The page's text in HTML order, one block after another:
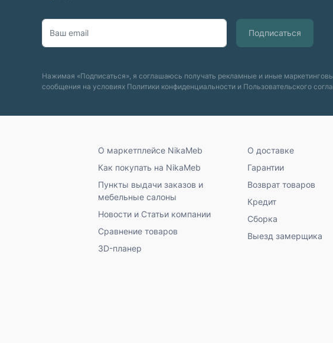
Нажимая «Подписаться», я соглашаюсь получать рекламные и иные
сообщения на условиях Политики конфиденциальности и Пользовательского
О маркетплейсе NikaMeb
Как покупать на NikaMeb
Пункты выдачи заказов и
мебельные салоны
Новости и Статьи компании
Сравнение товаров
3D-планер
О доставке
Гарантии
Возврат товаров
Кредит
Сборка
Выезд замерщика